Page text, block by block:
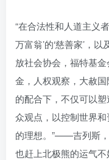
“在合法性和人道主义
万富翁’的‘慈善家’，
放社会协会，福特基
金，人权观察，大赦
的配合下，不仅可以
众观点，以控制世界
的理想。”——吉列斯，
也赶上北极熊的运气